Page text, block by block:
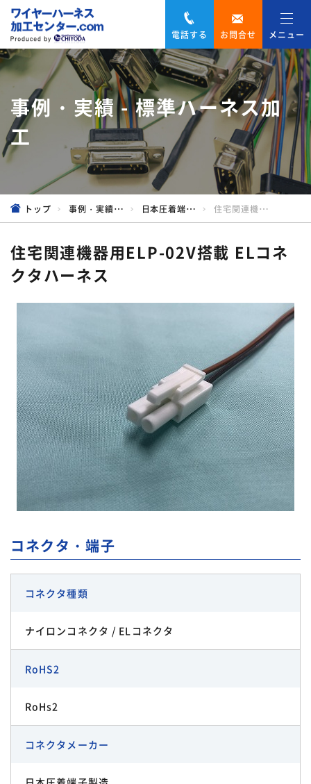
電話する お問合せ メニュー
事例・実績 - 標準ハーネス加
工
トップ 事例・実績 - 標準ハーネス加工 日本圧着端子製造 住宅関連機器用ELP-02V搭載 ELコネクタハーネス
住宅関連機器用ELP-02V搭載 ELコネ
クタハーネス
コネクタ・端子
コネクタ種類
ナイロンコネクタ / ELコネクタ
RoHS2
RoHs2
コネクタメーカー